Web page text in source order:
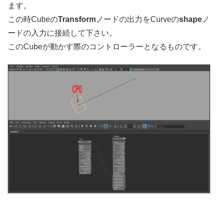
ます。
この時CubeのTransform ノードの出力をCurveのshape ノ
ードの入力に接続して下さい。
このCubeが動かす際のコントローラーとなるものです。